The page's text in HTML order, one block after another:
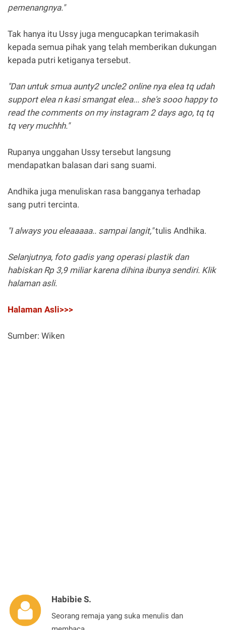
pemenangnya."
Tak hanya itu Ussy juga mengucapkan terimakasih
kepada semua pihak yang telah memberikan dukungan
kepada putri ketiganya tersebut.
"Dan untuk smua aunty2 uncle2 online nya elea tq udah
support elea n kasi smangat elea... she's sooo happy to
read the comments on my instagram 2 days ago, tq tq
tq very muchhh."
Rupanya unggahan Ussy tersebut langsung
mendapatkan balasan dari sang suami.
Andhika juga menuliskan rasa bangganya terhadap
sang putri tercinta.
"I always you eleaaaaa.. sampai langit,"tulis Andhika.
Selanjutnya, foto gadis yang operasi plastik dan
habiskan Rp 3,9 miliar karena dihina ibunya sendiri. Klik
halaman asli.
Halaman Asli>>>
Sumber: Wiken
Habibie S.
Seorang remaja yang suka menulis dan